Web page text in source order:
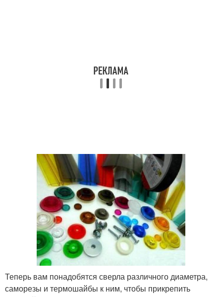
Теперь вам понадобятся сверла различного диаметра,
саморезы и термошайбы к ним, чтобы прикрепить